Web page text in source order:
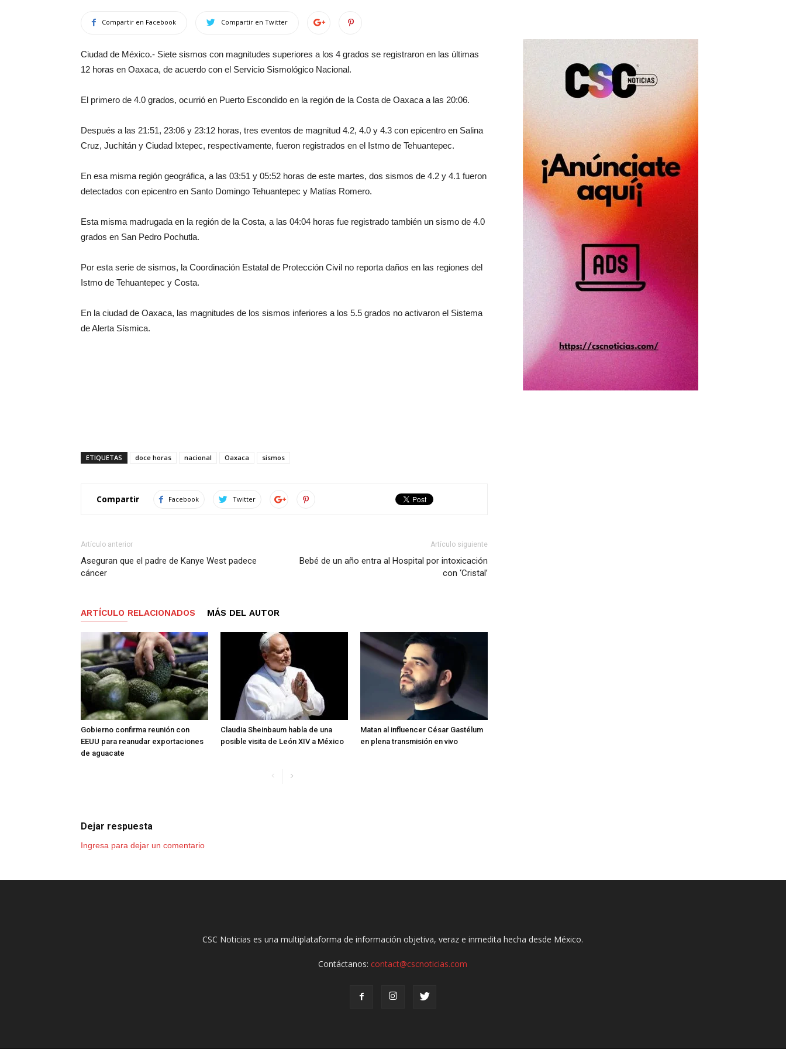
Compartir en Facebook Compartir en Twitter
Ciudad de México.- Siete sismos con magnitudes superiores a los 4 grados se registraron en las últimas
12 horas en Oaxaca, de acuerdo con el Servicio Sismológico Nacional.
El primero de 4.0 grados, ocurrió en Puerto Escondido en la región de la Costa de Oaxaca a las 20:06.
Después a las 21:51, 23:06 y 23:12 horas, tres eventos de magnitud 4.2, 4.0 y 4.3 con epicentro en Salina
Cruz, Juchitán y Ciudad Ixtepec, respectivamente, fueron registrados en el Istmo de Tehuantepec.
En esa misma región geográfica, a las 03:51 y 05:52 horas de este martes, dos sismos de 4.2 y 4.1 fueron
detectados con epicentro en Santo Domingo Tehuantepec y Matías Romero.
Esta misma madrugada en la región de la Costa, a las 04:04 horas fue registrado también un sismo de 4.0
grados en San Pedro Pochutla.
Por esta serie de sismos, la Coordinación Estatal de Protección Civil no reporta daños en las regiones del
Istmo de Tehuantepec y Costa.
En la ciudad de Oaxaca, las magnitudes de los sismos inferiores a los 5.5 grados no activaron el Sistema
de Alerta Sísmica.
ETIQUETAS doce horas nacional Oaxaca sismos
Compartir Facebook Twitter
Artículo anterior
Aseguran que el padre de Kanye West padece
cáncer
Artículo siguiente
Bebé de un año entra al Hospital por intoxicación
con ‘Cristal’
ARTÍCULO RELACIONADOS MÁS DEL AUTOR
Gobierno confirma reunión con
EEUU para reanudar exportaciones
de aguacate
Claudia Sheinbaum habla de una
posible visita de León XIV a México
Matan al influencer César Gastélum
en plena transmisión en vivo
Dejar respuesta
Ingresa para dejar un comentario
CSC Noticias es una multiplataforma de información objetiva, veraz e inmedita hecha desde México.
Contáctanos:contact@cscnoticias.com